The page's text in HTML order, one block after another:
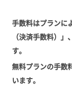
手数料はプランに
（決済手数料）
す。
無料プランの手数
います。